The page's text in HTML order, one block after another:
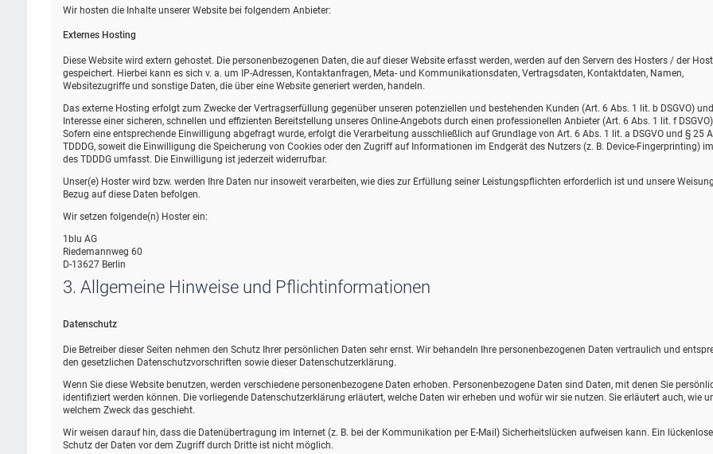
Wir hosten die Inhalte unserer Website bei folgendem Anbieter:
Externes Hosting
Diese Website wird extern gehostet. Die personenbezogenen Daten, die auf dieser Website erfasst werden, werden auf den Servern des Hosters / der
gespeichert. Hierbei kann es sich v. a. um IP-Adressen, Kontaktanfragen, Meta- und Kommunikationsdaten, Vertragsdaten, Kontaktdaten, Namen,
Websitezugriffe und sonstige Daten, die über eine Website generiert werden, handeln.
Das externe Hosting erfolgt zum Zwecke der Vertragserfüllung gegenüber unseren potenziellen und bestehenden Kunden (Art. 6 Abs. 1 lit. b DSGVO)
Interesse einer sicheren, schnellen und effizienten Bereitstellung unseres Online-Angebots durch einen professionellen Anbieter (Art. 6 Abs. 1 lit. f
Sofern eine entsprechende Einwilligung abgefragt wurde, erfolgt die Verarbeitung ausschließlich auf Grundlage von Art. 6 Abs. 1 lit. a DSGVO und § 25
TDDDG, soweit die Einwilligung die Speicherung von Cookies oder den Zugriff auf Informationen im Endgerät des Nutzers (z. B. Device-Fingerprinting)
des TDDDG umfasst. Die Einwilligung ist jederzeit widerrufbar.
Unser(e) Hoster wird bzw. werden Ihre Daten nur insoweit verarbeiten, wie dies zur Erfüllung seiner Leistungspflichten erforderlich ist und unsere
Bezug auf diese Daten befolgen.
Wir setzen folgende(n) Hoster ein:
1blu AG
Riedemannweg 60
D-13627 Berlin
3. Allgemeine Hinweise und Pflicht­informationen
Datenschutz
Die Betreiber dieser Seiten nehmen den Schutz Ihrer persönlichen Daten sehr ernst. Wir behandeln Ihre personenbezogenen Daten vertraulich und
den gesetzlichen Datenschutzvorschriften sowie dieser Datenschutzerklärung.
Wenn Sie diese Website benutzen, werden verschiedene personenbezogene Daten erhoben. Personenbezogene Daten sind Daten, mit denen Sie
identifiziert werden können. Die vorliegende Datenschutzerklärung erläutert, welche Daten wir erheben und wofür wir sie nutzen. Sie erläutert auch, wie
welchem Zweck das geschieht.
Wir weisen darauf hin, dass die Datenübertragung im Internet (z. B. bei der Kommunikation per E-Mail) Sicherheitslücken aufweisen kann. Ein
Schutz der Daten vor dem Zugriff durch Dritte ist nicht möglich.